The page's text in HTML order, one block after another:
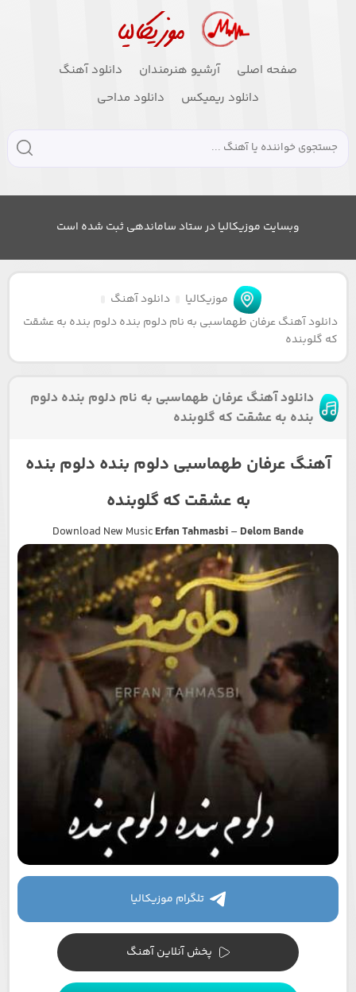
صفحه اصلی آرشیو هنرمندان
دانلود آهنگ
دانلود ریمیکس
دانلود مداحی
وبسایت موزیکالیا در ستاد ساماندهی ثبت شده است
موزیکالیا
دانلود آهنگ
دانلود آهنگ عرفان طهماسبی به نام دلوم بنده دلوم بنده به عشقت
که گلوبنده
دانلود آهنگ عرفان طهماسبی به نام دلوم بنده دلوم
بنده به عشقت که گلوبنده
آهنگ عرفان طهماسبی دلوم بنده دلوم بنده
به عشقت که گلوبنده
Download New MusicErfan Tahmasbi– Delom Bande
تلگرام موزیکالیا
پخش آنلاین آهنگ